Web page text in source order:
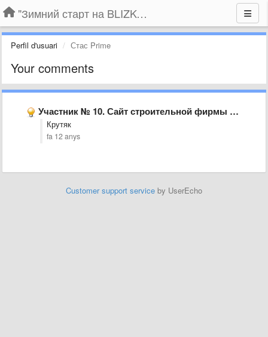
"Зимний старт на BLIZKO.ru". Конкурс компаний
Perfil d'usuari Стас Prime
Your comments
Участник № 10. Сайт строительной фирмы “Формула Качества”, г. Воронеж
Крутяк
fa 12 anys
Customer support service by UserEcho